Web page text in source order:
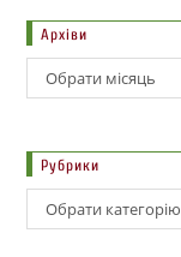
Архіви
Обрати місяць
Рубрики
Обрати категорію